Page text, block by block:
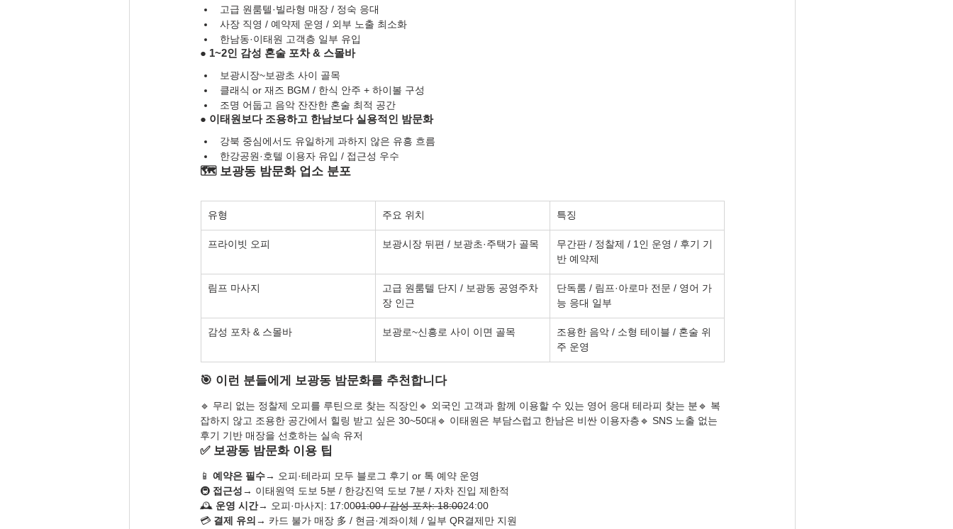
고급 원룸텔·빌라형 매장 / 정숙 응대
사장 직영 / 예약제 운영 / 외부 노출 최소화
한남동·이태원 고객층 일부 유입
● 1~2인 감성 혼술 포차 & 스몰바
보광시장~보광초 사이 골목
클래식 or 재즈 BGM / 한식 안주 + 하이볼 구성
조명 어둡고 음악 잔잔한 혼술 최적 공간
● 이태원보다 조용하고 한남보다 실용적인 밤문화
강북 중심에서도 유일하게 과하지 않은 유흥 흐름
한강공원·호텔 이용자 유입 / 접근성 우수
🗺️ 보광동 밤문화 업소 분포
유형 주요 위치 특징
프라이빗 오피 보광시장 뒤편 / 보광초·주택가 골목
무간판 / 정찰제 / 1인 운영 / 후기 기
반 예약제
림프 마사지
고급 원룸텔 단지 / 보광동 공영주차
장 인근
단독룸 / 림프·아로마 전문 / 영어 가
능 응대 일부
감성 포차 & 스몰바 보광로~신흥로 사이 이면 골목
조용한 음악 / 소형 테이블 / 혼술 위
주 운영
🎯 이런 분들에게 보광동 밤문화를 추천합니다
🔹 무리 없는 정찰제 오피를 루틴으로 찾는 직장인🔹 외국인 고객과 함께 이용할 수 있는 영어 응대 테라피 찾는 분🔹 복
잡하지 않고 조용한 공간에서 힐링 받고 싶은 30~50대🔹 이태원은 부담스럽고 한남은 비싼 이용자층🔹 SNS 노출 없는
후기 기반 매장을 선호하는 실속 유저
✅ 보광동 밤문화 이용 팁
📱 예약은 필수→ 오피·테라피 모두 블로그 후기 or 톡 예약 운영
🚇 접근성→ 이태원역 도보 5분 / 한강진역 도보 7분 / 자차 진입 제한적
🕰️ 운영 시간→ 오피·마사지: 17:0001:00 / 감성 포차: 18:0024:00
💳 결제 유의 → 카드 불가 매장 多 / 현금·계좌이체 / 일부 QR결제만 지원